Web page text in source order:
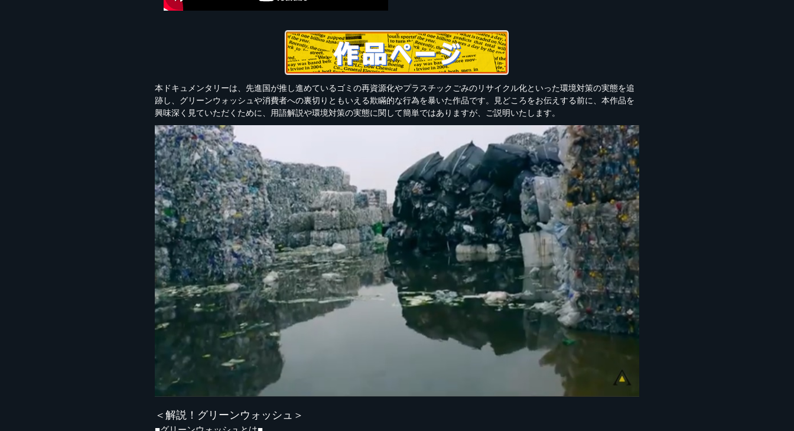
本ドキュメンタリーは、先進国が推し進めているゴミの再資源化やプラスチックごみのリサイクル化といった環境対策の実態を追
跡し、グリーンウォッシュや消費者への裏切りともいえる欺瞞的な行為を暴いた作品です。見どころをお伝えする前に、本作品を
興味深く見ていただくために、用語解説や環境対策の実態に関して簡単ではありますが、ご説明いたします。
＜解説！グリーンウォッシュ＞